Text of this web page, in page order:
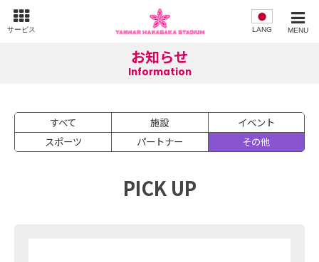
MENU
サービス LANG
お知らせ
Information
すべて 施設
イベント
スポーツ
パートナー その他
PICK UP